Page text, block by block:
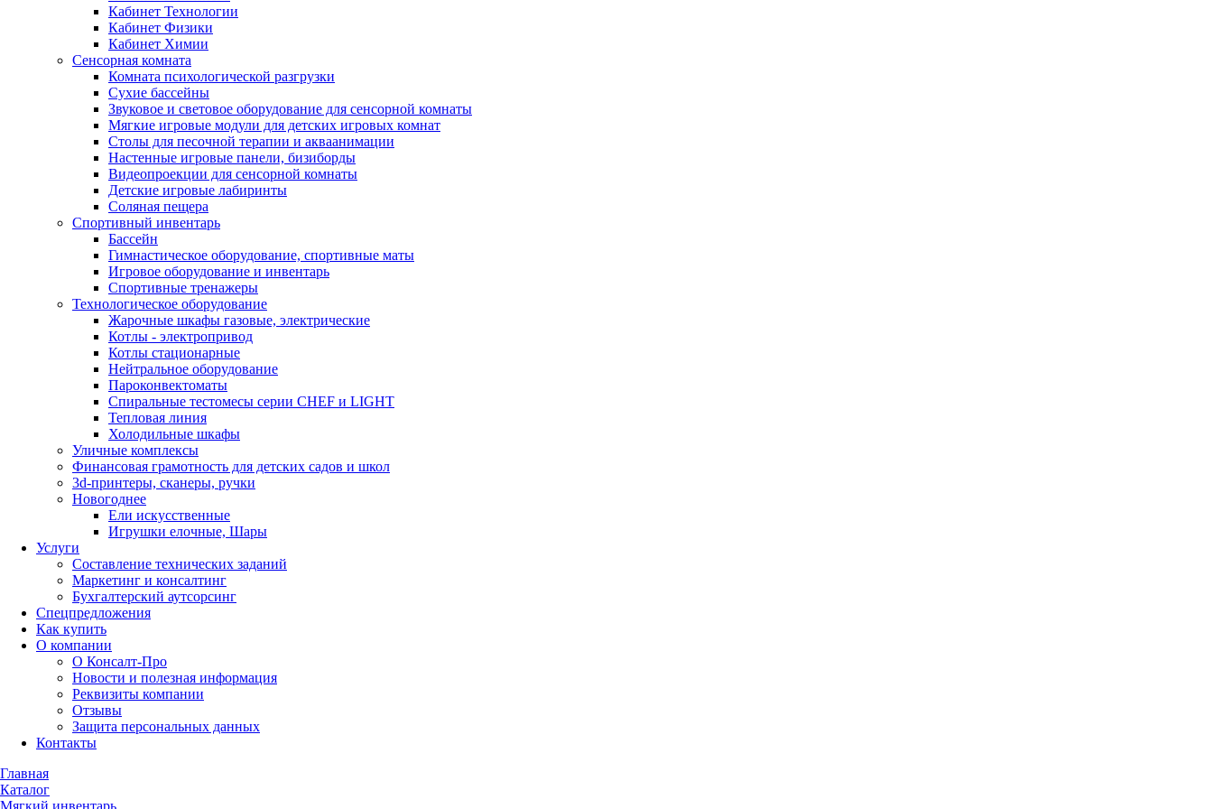
Кабинет Технологии
Кабинет Физики
Кабинет Химии
Сенсорная комната
Комната психологической разгрузки
Сухие бассейны
Звуковое и световое оборудование для сенсорной комнаты
Мягкие игровые модули для детских игровых комнат
Столы для песочной терапии и акваанимации
Настенные игровые панели, бизиборды
Видеопроекции для сенсорной комнаты
Детские игровые лабиринты
Соляная пещера
Спортивный инвентарь
Бассейн
Гимнастическое оборудование, спортивные маты
Игровое оборудование и инвентарь
Спортивные тренажеры
Технологическое оборудование
Жарочные шкафы газовые, электрические
Котлы - электропривод
Котлы стационарные
Нейтральное оборудование
Пароконвектоматы
Спиральные тестомесы серии CHEF и LIGHT
Тепловая линия
Холодильные шкафы
Уличные комплексы
Финансовая грамотность для детских садов и школ
3d-принтеры, сканеры, ручки
Новогоднее
Ели искусственные
Игрушки елочные, Шары
Услуги
Составление технических заданий
Маркетинг и консалтинг
Бухгалтерский аутсорсинг
Спецпредложения
Как купить
О компании
О Консалт-Про
Новости и полезная информация
Реквизиты компании
Отзывы
Защита персональных данных
Контакты
Главная
Каталог
Мягкий инвентарь